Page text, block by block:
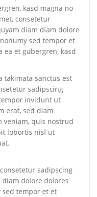
kasd magna no
consetetur
diam diam dolore
sed tempor et
et gubergren, kasd
takimata sanctus est
sadipscing
invidunt ut
erat, sed diam
veniam, quis nostrud
lobortis nisl ut
sadipscing
dolore dolores
sed tempor et et